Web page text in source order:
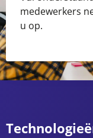
medewerkers
u op.